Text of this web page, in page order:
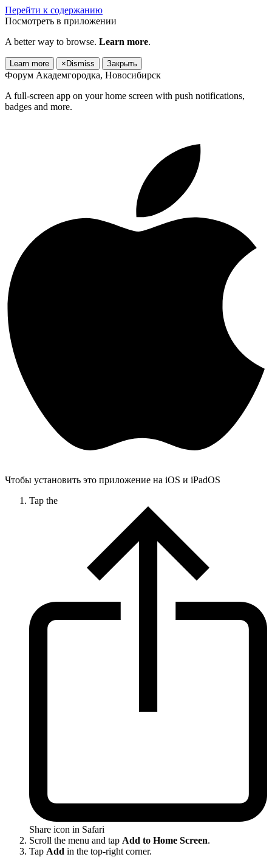
Перейти к содержанию
Посмотреть в приложении
A better way to browse. Learn more.
Learn more × Dismiss Закрыть
Форум Академгородка, Новосибирск
A full-screen app on your home screen with push notifications,
badges and more.
Чтобы установить это приложение на iOS и iPadOS
Tap the
Share icon in Safari
Scroll the menu and tap Add to Home Screen.
Tap Add in the top-right corner.